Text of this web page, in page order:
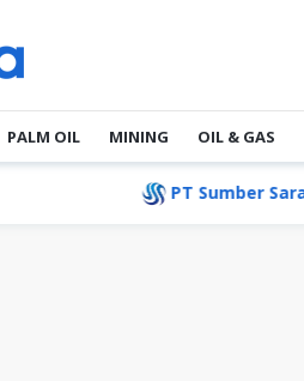
PALM OIL MINING OIL & GAS
PT Sumber Sarana Putra